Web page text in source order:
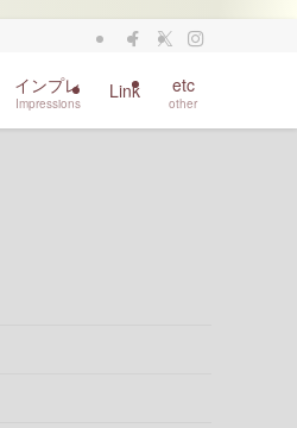
インプレ
Impressions
Link etc
other